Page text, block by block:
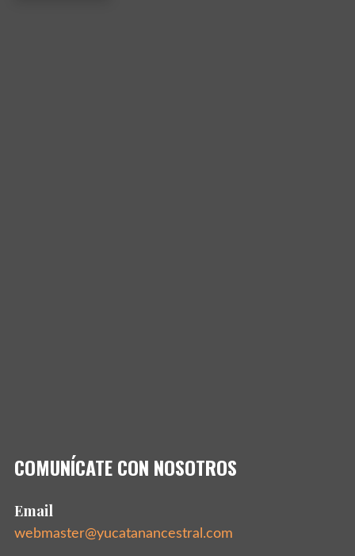
COMUNÍCATE CON NOSOTROS
Email
webmaster@yucatanancestral.com